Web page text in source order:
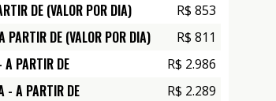
DE (VALOR POR DIA) R$ 853
DE (VALOR POR DIA) R$ 811
A PARTIR DE R$ 2.986
- A PARTIR DE R$ 2.289